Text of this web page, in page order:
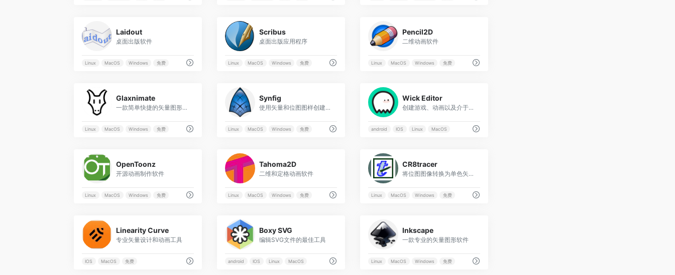
Laidout
桌面出版软件
Linux MacOS Windows 免费
Scribus
桌面出版应用程序
Linux MacOS Windows 免费
Pencil2D
二维动画软件
Linux MacOS Windows 免费
Glaxnimate
一款简单快捷的矢量图形动画程序
Linux MacOS Windows 免费
Synfig
使用矢量和位图图样创建电影品质的动画
Linux MacOS Windows 免费
Wick Editor
创建游戏、动画以及介于两者之间
android IOS Linux MacOS
OpenToonz
开源动画制作软件
Linux MacOS Windows 免费
Tahoma2D
二维和定格动画软件
Linux MacOS Windows 免费
CR8tracer
将位图图像转换为单色矢量格式
Linux MacOS Windows 免费
Linearity Curve
专业矢量设计和动画工具
IOS MacOS 免费
Boxy SVG
编辑SVG文件的最佳工具
android IOS Linux MacOS
Inkscape
一款专业的矢量图形软件
Linux MacOS Windows 免费